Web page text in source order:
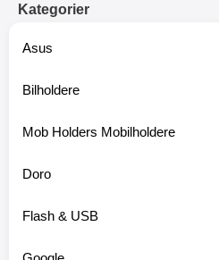
Kategorier
Asus
Bilholdere
Mob Holders Mobilholdere
Doro
Flash & USB